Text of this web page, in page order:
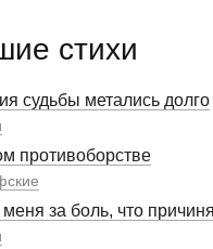
стихи
судьбы метались долго
противоборстве
за боль, что